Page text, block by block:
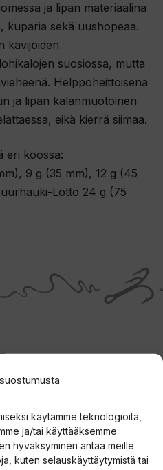
käytämme teknologioita,
ja/tai käyttääksemme
hyväksyminen antaa meille
kuten selauskäyttäytymistä tai
ja lipan materiaalina
kuparia sekä uushopeaa.
kävijöiden
suosiossa, mutta
Helppoheittoisena
ja lipan kalanmuotoinen
eikä kierrä siimaa.
eri koossa:
9 g (35 mm), 12 g (45
Lotto 24 g (75
tuotteella
on
useampi